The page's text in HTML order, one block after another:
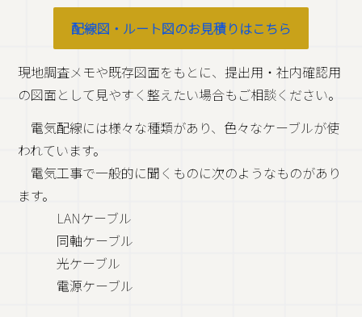
配線図・ルート図のお見積りはこちら
現地調査メモや既存図面をもとに、提出用・社内確認用
の図面として見やすく整えたい場合もご相談ください。
電気配線には様々な種類があり、色々なケーブルが使
われています。
電気工事で一般的に聞くものに次のようなものがあり
ます。
LANケーブル
同軸ケーブル
光ケーブル
電源ケーブル